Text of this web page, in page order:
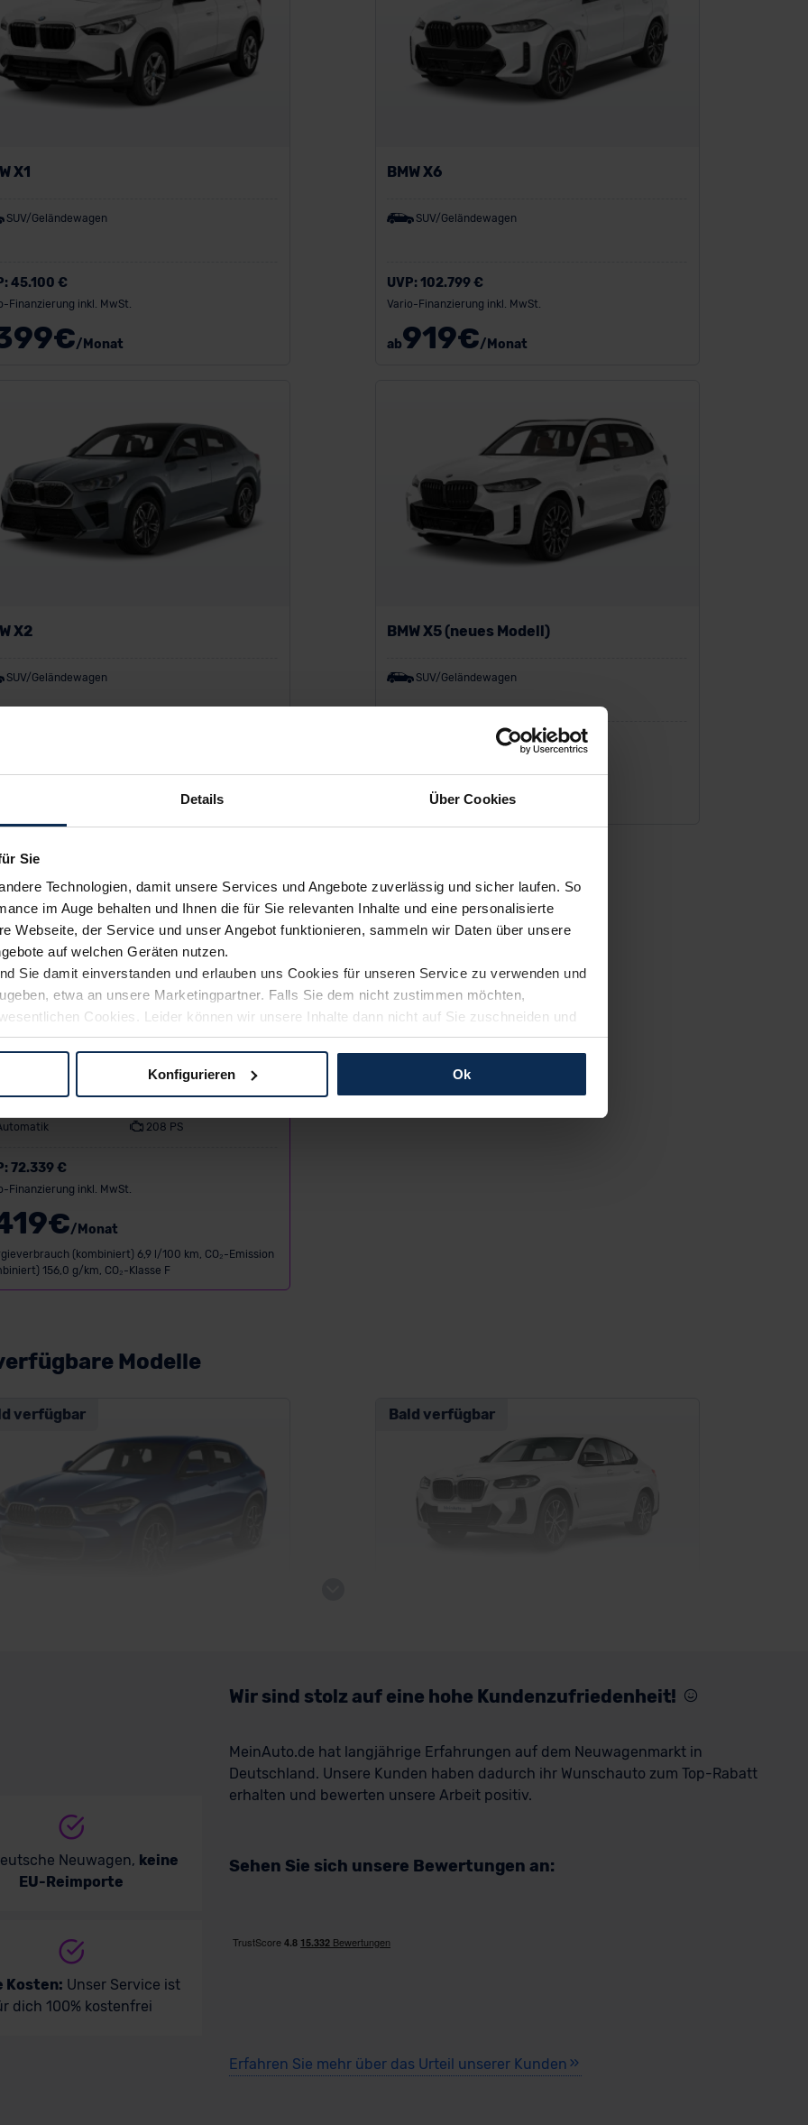
Details Über Cookies
Sie
Technologien, damit unsere Services und Angebote zuverlässig und sicher laufen. So
im Auge behalten und Ihnen die für Sie relevanten Inhalte und eine personalisierte
Webseite, der Service und unser Angebot funktionieren, sammeln wir Daten über unsere
auf welchen Geräten nutzen.
Sie damit einverstanden und erlauben uns Cookies für unseren Service zu verwenden und
etwa an unsere Marketingpartner. Falls Sie dem nicht zustimmen möchten,
Cookies. Leider können wir unsere Inhalte dann nicht auf Sie zuschneiden und
Weg zu Ihrem Neuwagen unterstützen. Sie können die Einstellungen jederzeit anpassen
außerhalb der EU zu übermitteln oder dort verarbeiten zu lassen. Soweit eine
der EU-Kommission (Art. 45 Abs. 1 DSGVO), von Standarddatenschutzklauseln (Art. 46
Sie hierzu Ihre Einwilligung freiwillig erteilen. Nähere Informationen zu den bestehenden
über den Kontakt zu unserem Datenschutzbeauftragten unter datenschutz@meinauto.de
Konfigurieren Ok
X1
SUV/Geländewagen
45.100 €
Finanzierung inkl. MwSt.
€/Monat
BMW X6
SUV/Geländewagen
UVP:102.799 €
Vario-Finanzierung inkl. MwSt.
ab919€/Monat
X2
SUV/Geländewagen
BMW X5 (neues Modell)
SUV/Geländewagen
959€/Monat
DEAL
X3 20 xDrive
208 PS
72.339 €
Finanzierung inkl. MwSt.
€/Monat
(kombiniert) 6,9 l/100 km, CO₂-Emission
156,0 g/km, CO₂-Klasse F
Modelle
verfügbar Bald verfügbar
Neuwagen, keine
EU-Reimporte
Kosten: Unser Service ist
dich 100% kostenfrei
Wir sind stolz auf eine hohe Kundenzufriedenheit!
MeinAuto.de hat langjährige Erfahrungen auf dem Neuwagenmarkt in
Deutschland. Unsere Kunden haben dadurch ihr Wunschauto zum Top-Rabatt
erhalten und bewerten unsere Arbeit positiv.
Sehen Sie sich unsere Bewertungen an:
Erfahren Sie mehr über das Urteil unserer Kunden